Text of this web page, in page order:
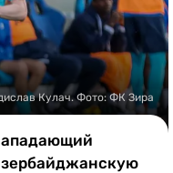
Кулач. Фото: ФК Зира